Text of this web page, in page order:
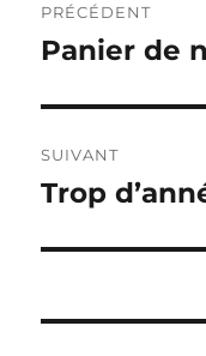
de
PRÉCÉDENT
Publication
Panier de
SUIVANT
Publication
Trop